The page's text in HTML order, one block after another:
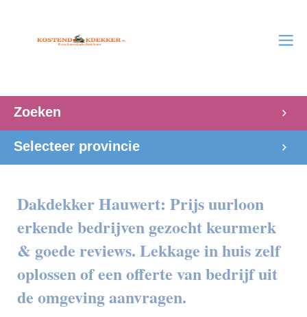
Zoeken
Selecteer provincie
Dakdekker Hauwert: Prijs uurloon
erkende bedrijven gezocht keurmerk
& goede reviews. Lekkage in huis zelf
oplossen of een offerte van bedrijf uit
de omgeving aanvragen.